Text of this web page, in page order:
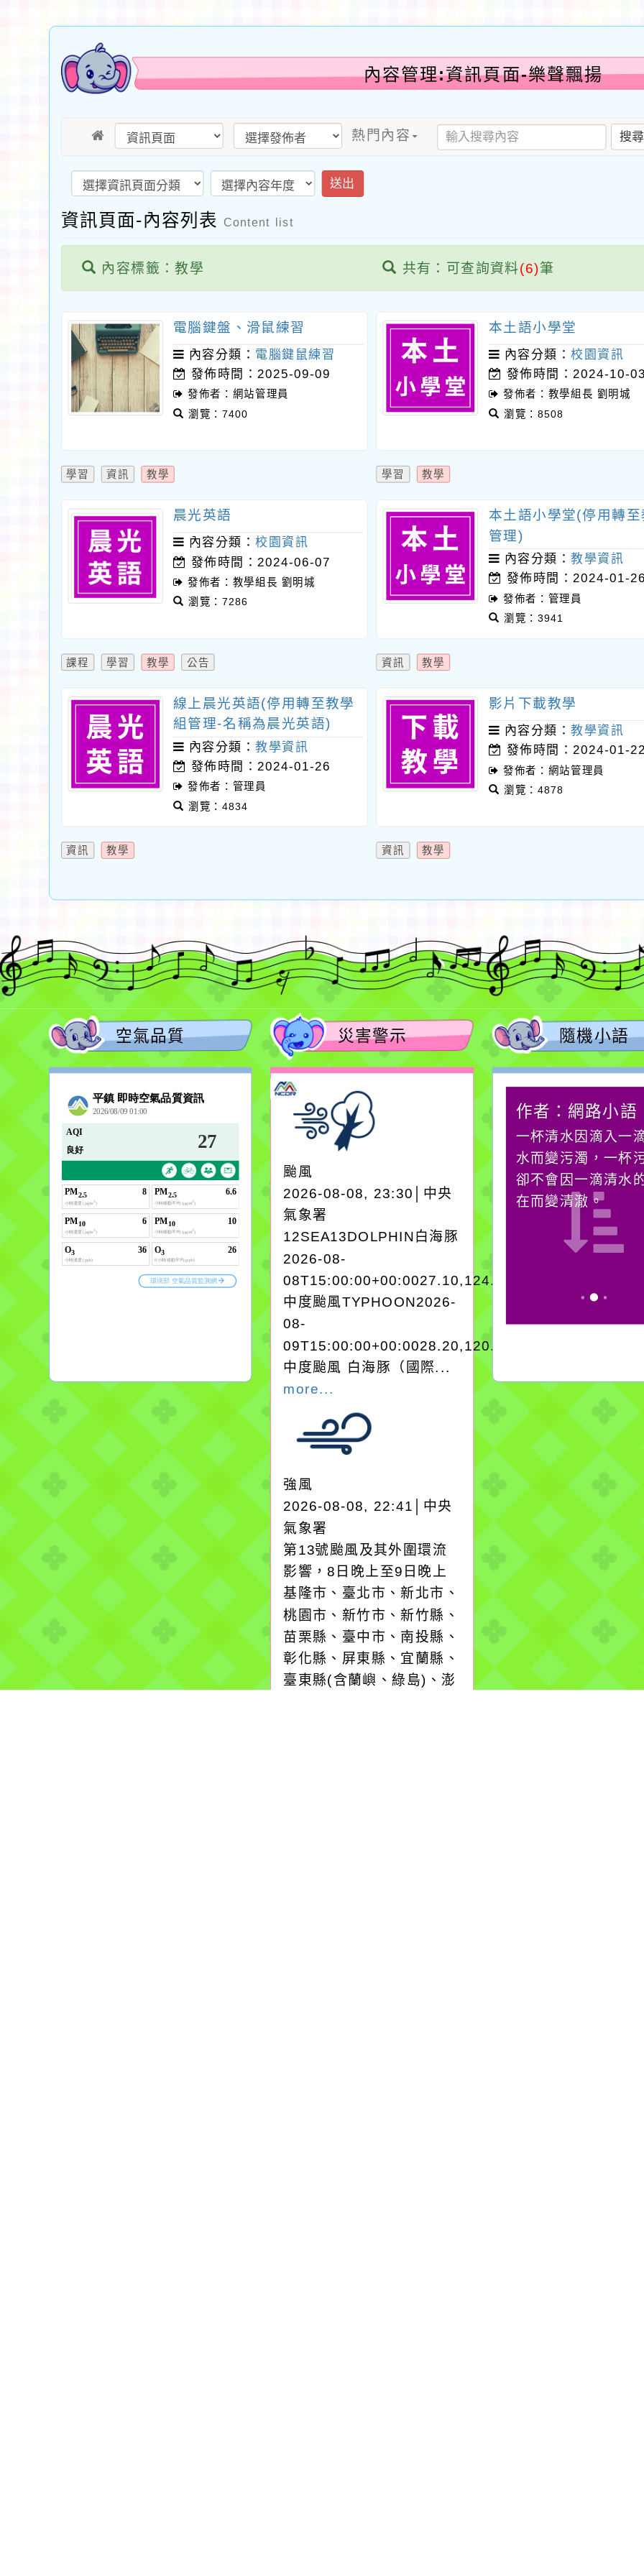
內容管理:資訊頁面-樂聲飄揚
熱門內容 搜尋
送出
資訊頁面-內容列表 Content list
內容標籤：教學 共有：可查詢資料(6)筆
電腦鍵盤、滑鼠練習
內容分類： 電腦鍵鼠練習
發佈時間：2025-09-09
發佈者：網站管理員
瀏覽：7400
學習 資訊 教學
本土語小學堂
內容分類：校園資訊
發佈時間：2024-10-
發佈者：教學組長 劉明城
瀏覽：8508
學習 教學
晨光英語
內容分類：校園資訊
發佈時間：2024-06-07
發佈者：教學組長 劉明城
瀏覽：7286
課程 學習 教學 公告
本土語小學堂(停用轉
管理)
內容分類：教學資訊
發佈時間：2024-01-
發佈者：管理員
瀏覽：3941
資訊 教學
線上晨光英語(停用轉至教學
組管理-名稱為晨光英語)
內容分類：教學資訊
發佈時間：2024-01-26
發佈者：管理員
瀏覽：4834
資訊 教學
影片下載教學
內容分類：教學資訊
發佈時間：2024-01-
發佈者：網站管理員
瀏覽：4878
資訊 教學
空氣品質 災害警示
颱風
2026-08-08, 23:30│中央
氣象署
12SEA13DOLPHIN白海豚
2026-08-
08T15:00:00+00:0027.10,124.303545962250
中度颱風TYPHOON2026-
08-
09T15:00:00+00:0028.20,120.703038975200
中度颱風 白海豚（國際...
more...
強風
2026-08-08, 22:41│中央
氣象署
第13號颱風及其外圍環流
影響，8日晚上至9日晚上
基隆市、臺北市、新北市、
桃園市、新竹市、新竹縣、
苗栗縣、臺中市、南投縣、
彰化縣、屏東縣、宜蘭縣、
臺東縣(含蘭嶼、綠島)、澎
隨機小語
作者：網路小語
在實現理想的路途中，
誘惑。
作者：網路小語
一杯清水因滴入一
水而變污濁，一杯
卻不會因一滴清水
在而變清澈。